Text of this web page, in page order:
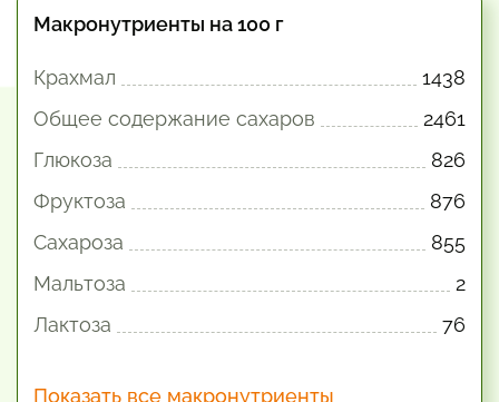
Макронутриенты на 100 г
Крахмал
1438
Общее содержание сахаров
2461
Глюкоза
826
Фруктоза
876
Сахароза
855
Мальтоза
2
Лактоза
76
Показать все макронутриенты